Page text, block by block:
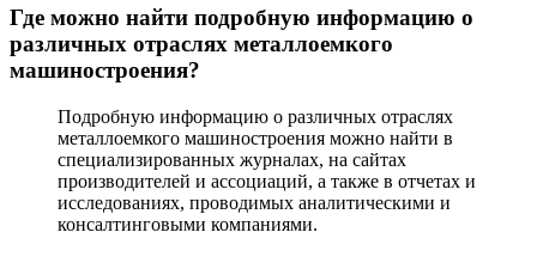
Где можно найти подробную информацию о
различных отраслях металлоемкого
машиностроения?
Подробную информацию о различных отраслях
металлоемкого машиностроения можно найти в
специализированных журналах, на сайтах
производителей и ассоциаций, а также в отчетах и
исследованиях, проводимых аналитическими и
консалтинговыми компаниями.